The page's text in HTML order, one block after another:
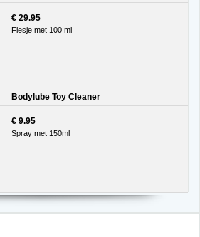
€ 29.95
Flesje met 100 ml
Bodylube Toy Cleaner
€ 9.95
Spray met 150ml